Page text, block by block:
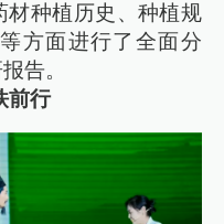
材种植历史、种植规
方面进行了全面分
告。
前行